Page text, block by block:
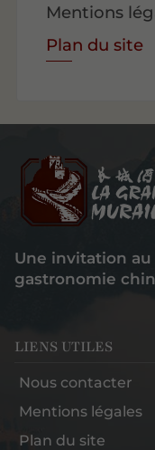
Mentions
Plan du site
Une invitation
gastronomie
LIENS UTILES
Nous contacter
Mentions légales
Plan du site